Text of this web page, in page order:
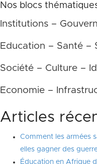
Nos blocs
Institutions –
Education – Santé –
Société – Culture –
Economie –
Articles
Comment les armées
elles gagner des
Éducation en Afrique